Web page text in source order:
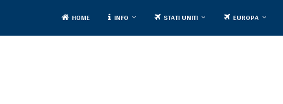
HOME INFO STATI UNITI EUROPA